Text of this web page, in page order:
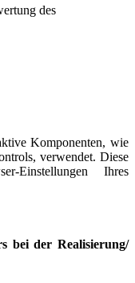
des
Komponenten, wie
verwendet. Diese
Einstellungen Ihres
bei der Realisierung/